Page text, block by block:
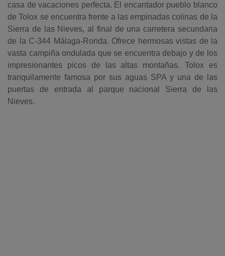
casa de vacaciones perfecta. El encantador pueblo blanco
de Tolox se encuentra frente a las empinadas colinas de la
Sierra de las Nieves, al final de una carretera secundaria
de la C-344 Málaga-Ronda. Ofrece hermosas vistas de la
vasta campiña ondulada que se encuentra debajo y de los
impresionantes picos de las altas montañas. Tolox es
tranquilamente famosa por sus aguas SPA y una de las
puertas de entrada al parque nacional Sierra de las
Nieves.